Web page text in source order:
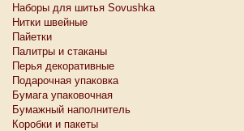
Наборы для шитья Sovushka
Нитки швейные
Пайетки
Палитры и стаканы
Перья декоративные
Подарочная упаковка
Бумага упаковочная
Бумажный наполнитель
Коробки и пакеты